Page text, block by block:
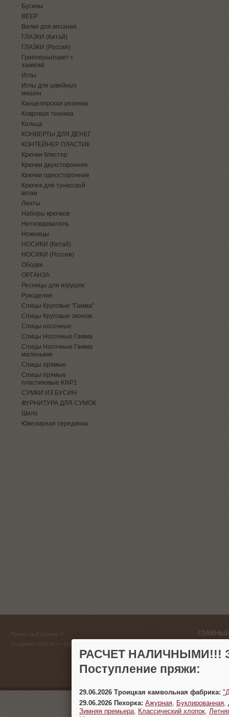
Бусины
ВЕЕР
Вилки для вязания
ГЛАЗКИ (Китай)
ГЛАЗКИ (Россия)
Грипперы(пакет с
замком)
Иглы
Иглы для швейных
машин
Канцелярская резинка
Ковровая техника
Кольца
КОНВЕРТЫ ДЛЯ ДЕНЕГ
КОНТЕЙНЕР ПЛАСТИК
Крючки блистер
Крючки двухсторонние
Крючки односторонние
Крючок для тунисской
вязки
Ленты
Наборы крючков
Нитковдеватель
Ножницы
НОСИКИ (Китай)
НОСИКИ (Россия)
Ободки
ОРГАНЗА
Ресницы для игрушек
Рукоделие
Спицы Круговые "Гамма"
Спицы Круговые эконом.
Спицы носочные
Спицы Носочные Гамма
Спицы Носочные Гамма
маленькие
Спицы прямые
Спицы прямые
пластиковые KNP1
СУМКИ ИЗ БУСИН
ФУРНИТУРА ДЛЯ СУМОК
Шило
Ювелирная серединка
Пряжа на Есенина ©
Создание сайтов — 1gt.ru (383)
г.
РАСЧЕТ НАЛИЧНЫМИ!!!
Поступление пряжи:
29.06.2026 Троицкая камвольная фабрика:
29.06.2026 Пехорка: Ажурная Буклированная
Зимняя премьера
Классический хлопок